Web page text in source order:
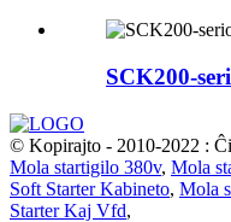
SCK200-
© Kopirajto - 2010-2022 :
Mola startigilo 380v, Mola
Soft Starter Kabineto, Mola
Starter Kaj Vfd,